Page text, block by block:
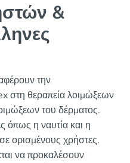
&
την
στη θεραπεία λοιμώξεων
του δέρματος.
όπως η ναυτία και η
ορισμένους χρήστες.
να προκαλέσουν